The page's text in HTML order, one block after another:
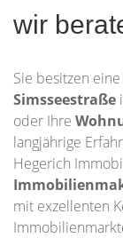
wir
Sie besitzen eine
Simsseestraße
oder Ihre
langjährige
Hegerich
mit exzellenten